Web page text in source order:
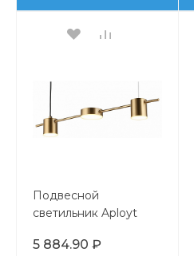
Подвесной
светильник Aployt
5 884.90 ₽